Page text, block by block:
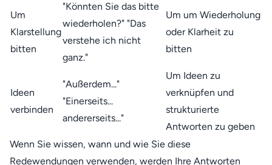
Um
Klarstellung
bitten
"Könnten Sie das bitte
wiederholen?" "Das
verstehe ich nicht
ganz."
Um um Wiederholung
oder Klarheit zu
bitten
Ideen
verbinden
"Außerdem..."
"Einerseits...
andererseits..."
Um Ideen zu
verknüpfen und
strukturierte
Antworten zu geben
Wenn Sie wissen, wann und wie Sie diese
Redewendungen verwenden, werden Ihre Antworten